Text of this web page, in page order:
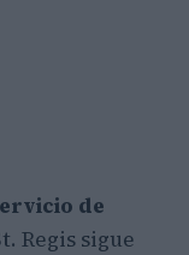
de
Regis sigue